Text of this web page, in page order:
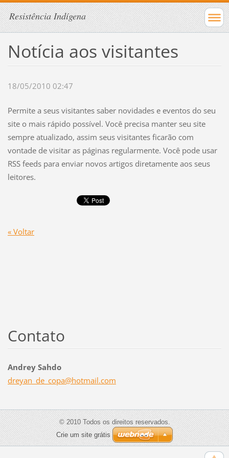
Resistência Indígena
Notícia aos visitantes
18/05/2010 02:47
Permite a seus visitantes saber novidades e eventos do seu
site o mais rápido possível. Você precisa manter seu site
sempre atualizado, assim seus visitantes ficarão com
vontade de visitar as páginas regularmente. Você pode usar
RSS feeds para enviar novos artigos diretamente aos seus
leitores.
« Voltar
Contato
Andrey Sahdo
dreyan_de_copa@hotmail.com
© 2010 Todos os direitos reservados.
Crie um site grátis